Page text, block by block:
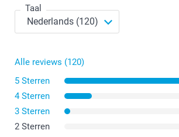
Taal
Alle reviews (120)
5 Sterren
4 Sterren
3 Sterren
2 Sterren